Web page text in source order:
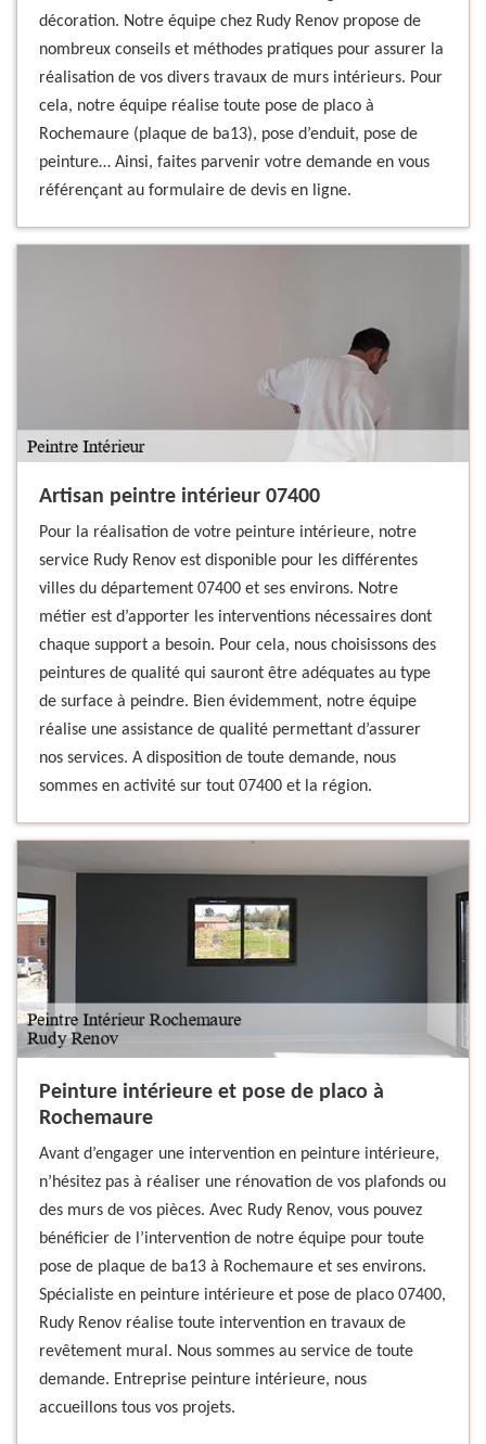
décoration. Notre équipe chez Rudy Renov propose de
nombreux conseils et méthodes pratiques pour assurer la
réalisation de vos divers travaux de murs intérieurs. Pour
cela, notre équipe réalise toute pose de placo à
Rochemaure (plaque de ba13), pose d’enduit, pose de
peinture… Ainsi, faites parvenir votre demande en vous
référençant au formulaire de devis en ligne.
Artisan peintre intérieur 07400
Pour la réalisation de votre peinture intérieure, notre
service Rudy Renov est disponible pour les différentes
villes du département 07400 et ses environs. Notre
métier est d’apporter les interventions nécessaires dont
chaque support a besoin. Pour cela, nous choisissons des
peintures de qualité qui sauront être adéquates au type
de surface à peindre. Bien évidemment, notre équipe
réalise une assistance de qualité permettant d’assurer
nos services. A disposition de toute demande, nous
sommes en activité sur tout 07400 et la région.
Peinture intérieure et pose de placo à
Rochemaure
Avant d’engager une intervention en peinture intérieure,
n’hésitez pas à réaliser une rénovation de vos plafonds ou
des murs de vos pièces. Avec Rudy Renov, vous pouvez
bénéficier de l’intervention de notre équipe pour toute
pose de plaque de ba13 à Rochemaure et ses environs.
Spécialiste en peinture intérieure et pose de placo 07400,
Rudy Renov réalise toute intervention en travaux de
revêtement mural. Nous sommes au service de toute
demande. Entreprise peinture intérieure, nous
accueillons tous vos projets.